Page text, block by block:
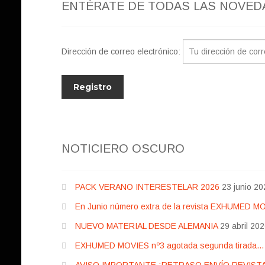
ENTÉRATE DE TODAS LAS
Dirección de correo electrónico:
NOTICIERO OSCURO
PACK VERANO INTERESTELAR 2026 23 junio
En Junio número extra de la revista EXHUMED
NUEVO MATERIAL DESDE ALEMANIA 29 abril
EXHUMED MOVIES nº3 agotada segunda